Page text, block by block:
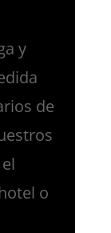
y
de
o